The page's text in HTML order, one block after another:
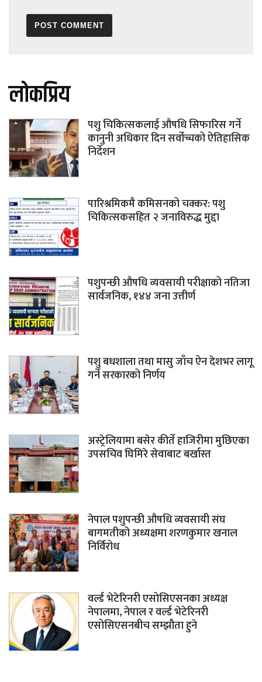
लोकप्रिय
पशु चिकित्सकलाई औषधि सिफारिस गर्ने
कानुनी अधिकार दिन सर्वोच्चको ऐतिहासिक
निर्देशन
पारिश्रमिकमै कमिसनको चक्कर: पशु
चिकित्सकसहित २ जनाविरुद्ध मुद्दा
पशुपन्छी औषधि व्यवसायी परीक्षाको नतिजा
सार्वजनिक, १४४ जना उत्तीर्ण
पशु बधशाला तथा मासु जाँच ऐन देशभर लागू
गर्ने सरकारको निर्णय
अस्ट्रेलियामा बसेर कीर्ते हाजिरीमा मुछिएका
उपसचिव घिमिरे सेवाबाट बर्खास्त
नेपाल पशुपन्छी औषधि व्यवसायी संघ
बागमतीको अध्यक्षमा शरणकुमार खनाल
निर्विरोध
वर्ल्ड भेटेरिनरी एसोसिएसनका अध्यक्ष
नेपालमा, नेपाल र वर्ल्ड भेटेरिनरी
एसोसिएसनबीच सम्झौता हुने